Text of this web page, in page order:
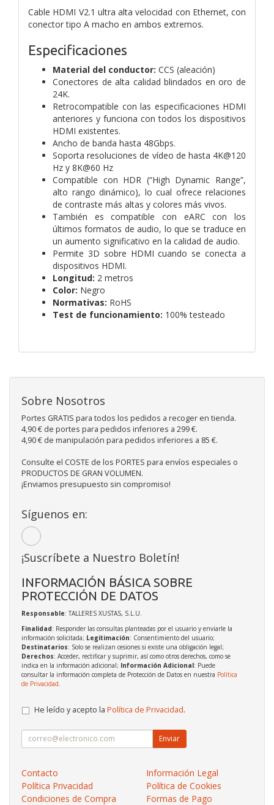
Cable HDMI V2.1 ultra alta velocidad con Ethernet, con
conector tipo A macho en ambos extremos.
Especificaciones
Material del conductor: CCS (aleación)
Conectores de alta calidad blindados en oro de
24K.
Retrocompatible con las especificaciones HDMI
anteriores y funciona con todos los dispositivos
HDMI existentes.
Ancho de banda hasta 48Gbps.
Soporta resoluciones de vídeo de hasta 4K@120
Hz y 8K@60 Hz
Compatible con HDR (“High Dynamic Range”,
alto rango dinámico), lo cual ofrece relaciones
de contraste más altas y colores más vivos.
También es compatible con eARC con los
últimos formatos de audio, lo que se traduce en
un aumento significativo en la calidad de audio.
Permite 3D sobre HDMI cuando se conecta a
dispositivos HDMI.
Longitud: 2 metros
Color: Negro
Normativas: RoHS
Test de funcionamiento: 100% testeado
Sobre Nosotros
Portes GRATIS para todos los pedidos a recoger en tienda.
4,90 € de portes para pedidos inferiores a 299 €.
4,90 € de manipulación para pedidos inferiores a 85 €.
Consulte el COSTE de los PORTES para envíos especiales o
PRODUCTOS DE GRAN VOLUMEN.
¡Enviamos presupuesto sin compromiso!
Síguenos en:
¡Suscríbete a Nuestro Boletín!
INFORMACIÓN BÁSICA SOBRE
PROTECCIÓN DE DATOS
Responsable: TALLERES XUSTAS, S.L.U.
Finalidad: Responder las consultas planteadas por el usuario y enviarle la
información solicitada; Legitimación: Consentimiento del usuario;
Destinatarios: Solo se realizan cesiones si existe una obligación legal;
Derechos: Acceder, rectificar y suprimir, así como otros derechos, como se
indica en la información adicional; Información Adicional: Puede
consultar la información completa de Protección de Datos en nuestra Política
de Privacidad
He leído y acepto la Política de Privacidad.
Enviar
Contacto
Información Legal
Política Privacidad
Política de Cookies
Condiciones de Compra
Formas de Pago